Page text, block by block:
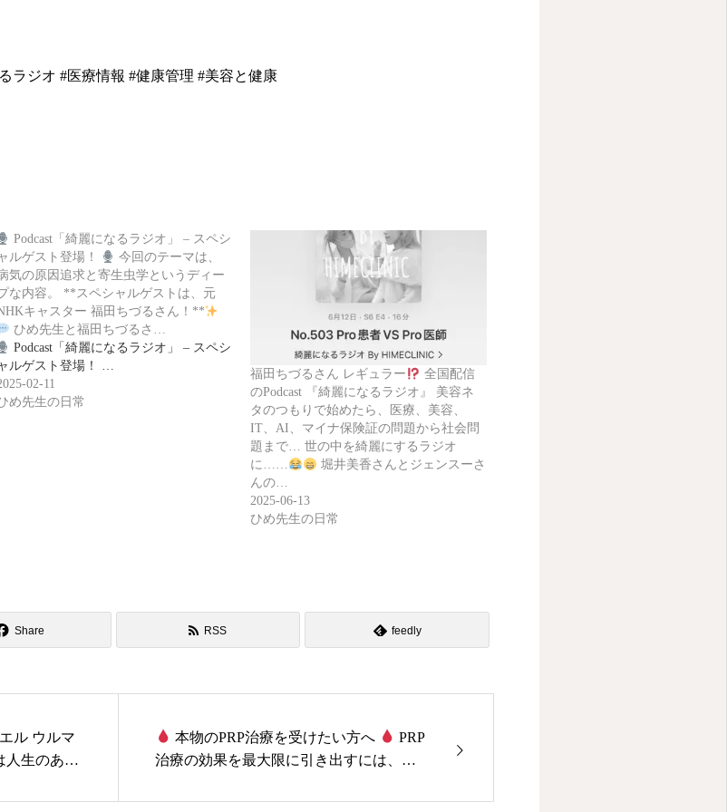
ラジオ #医療情報 #健康管理 #美容と健康
Podcast「綺麗になるラジオ」 – スペシ
ルゲスト登場！
今回のテーマは、
気の原因追求と寄生虫学というディー
な内容。 **スペシャルゲストは、元
キャスター 福田ちづるさん！**
ひめ先生と福田ちづるさ…
Podcast「綺麗になるラジオ」 – スペシ
ルゲスト登場！ …
02-11
め先生の日常
福田ちづるさん レギュラー
全国配信
のPodcast 『綺麗になるラジオ』 美容ネ
タのつもりで始めたら、医療、美容、
IT、AI、マイナ保険証の問題から社会問
題まで… 世の中を綺麗にするラジオ
に……
堀井美香さんとジェンスーさ
んの…
2025-06-13
ひめ先生の日常
Share RSS feedly
ル ウルマ
人生のある
手足では
本物のPRP治療を受けたい方へ
PRP
治療の効果を最大限に引き出すには、
要です。
ポイント1: 厚労省への登録 高